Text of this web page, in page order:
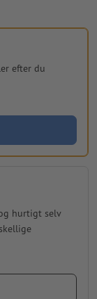
efter du
hurtigt selv